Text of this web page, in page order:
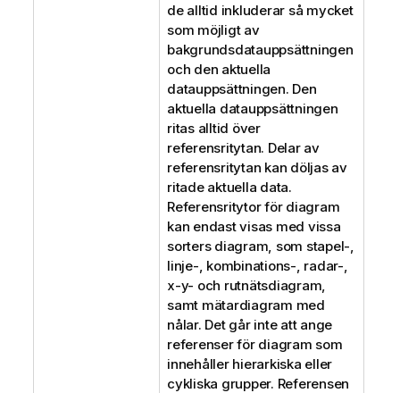
de alltid inkluderar så mycket
som möjligt av
bakgrundsdatauppsättningen
och den aktuella
datauppsättningen. Den
aktuella datauppsättningen
ritas alltid över
referensritytan. Delar av
referensritytan kan döljas av
ritade aktuella data.
Referensritytor för diagram
kan endast visas med vissa
sorters diagram, som stapel-,
linje-, kombinations-, radar-,
x-y- och rutnätsdiagram,
samt mätardiagram med
nålar. Det går inte att ange
referenser för diagram som
innehåller hierarkiska eller
cykliska grupper. Referensen